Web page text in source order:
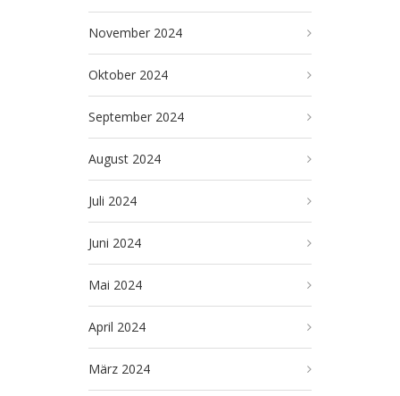
November 2024
Oktober 2024
September 2024
August 2024
Juli 2024
Juni 2024
Mai 2024
April 2024
März 2024